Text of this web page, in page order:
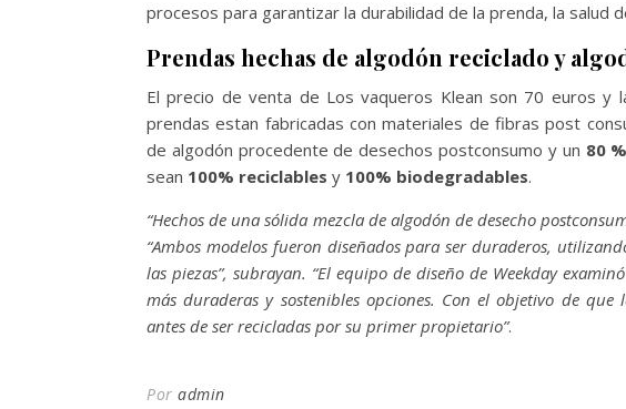
procesos para garantizar la durabilidad de la prenda, la salud
Prendas hechas de algodón reciclado y
El precio de venta de Los vaqueros Klean son 70 euros y
prendas estan fabricadas con materiales de fibras post
de algodón procedente de desechos postconsumo y un 80 %
sean 100% reciclables y 100% biodegradables.
“Hechos de una sólida mezcla de algodón de desecho
“Ambos modelos fueron diseñados para ser duraderos,
las piezas”, subrayan. “El equipo de diseño de Weekday
más duraderas y sostenibles opciones. Con el objetivo de
antes de ser recicladas por su primer propietario”.
Por admin